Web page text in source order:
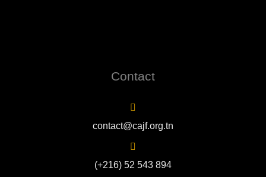
Contact
contact@cajf.org.tn
(+216) 52 543 894